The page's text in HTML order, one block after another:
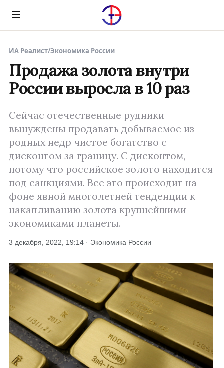
Menu
ИА Реалист/Экономика России
Продажа золота внутри
России выросла в 10 раз
Сейчас отечественные рудники
вынуждены продавать добываемое из
родных недр чистое богатство с
дисконтом за границу. С дисконтом,
потому что российское золото находится
под санкциями. Все это происходит на
фоне явной многолетней тенденции к
накапливанию золота крупнейшими
экономиками планеты.
3 декабря, 2022, 19:14 · Экономика России